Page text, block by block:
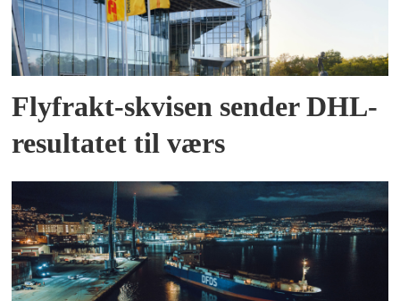
Flyfrakt-skvisen sender DHL-
resultatet til værs